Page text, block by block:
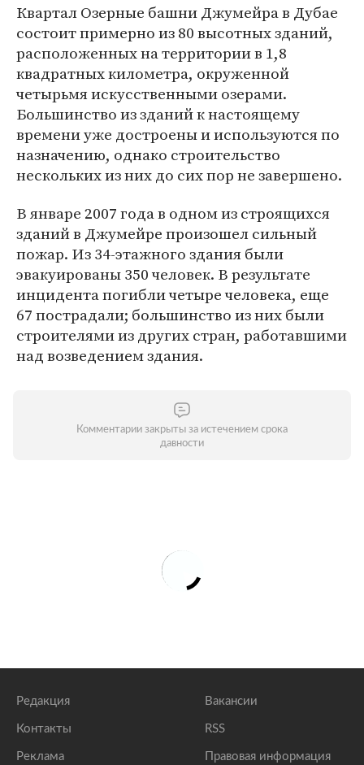
Квартал Озерные башни Джумейра в Дубае
состоит примерно из 80 высотных зданий,
расположенных на территории в 1,8
квадратных километра, окруженной
четырьмя искусственными озерами.
Большинство из зданий к настоящему
времени уже достроены и используются по
назначению, однако строительство
нескольких из них до сих пор не завершено.
В январе 2007 года в одном из строящихся
зданий в Джумейре произошел сильный
пожар. Из 34-этажного здания были
эвакуированы 350 человек. В результате
инцидента погибли четыре человека, еще
67 пострадали; большинство из них были
строителями из других стран, работавшими
над возведением здания.
Комментарии закрыты за истечением срока
давности
Редакция
Контакты
Реклама
Вакансии
RSS
Правовая информация